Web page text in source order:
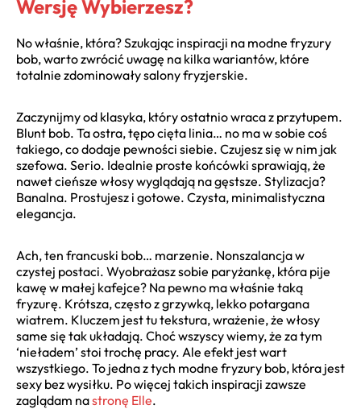
Wersję Wybierzesz?
No właśnie, która? Szukając inspiracji na modne fryzury
bob, warto zwrócić uwagę na kilka wariantów, które
totalnie zdominowały salony fryzjerskie.
Zaczynijmy od klasyka, który ostatnio wraca z przytupem.
Blunt bob. Ta ostra, tępo cięta linia… no ma w sobie coś
takiego, co dodaje pewności siebie. Czujesz się w nim jak
szefowa. Serio. Idealnie proste końcówki sprawiają, że
nawet cieńsze włosy wyglądają na gęstsze. Stylizacja?
Banalna. Prostujesz i gotowe. Czysta, minimalistyczna
elegancja.
Ach, ten francuski bob… marzenie. Nonszalancja w
czystej postaci. Wyobrażasz sobie paryżankę, która pije
kawę w małej kafejce? Na pewno ma właśnie taką
fryzurę. Krótsza, często z grzywką, lekko potargana
wiatrem. Kluczem jest tu tekstura, wrażenie, że włosy
same się tak układają. Choć wszyscy wiemy, że za tym
‘nieładem’ stoi trochę pracy. Ale efekt jest wart
wszystkiego. To jedna z tych modne fryzury bob, która jest
sexy bez wysiłku. Po więcej takich inspiracji zawsze
zaglądam nastronę Elle.